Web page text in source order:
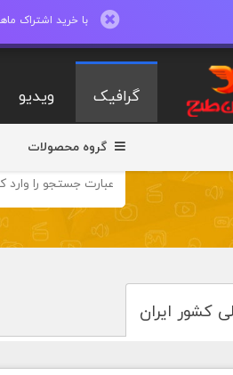
با خرید اشتراک ماهیانه تا 600 طرح لایه باز، وکتور، عکس، فایل های
گرافیک ویدیو
گروه محصولات
کشور ایران